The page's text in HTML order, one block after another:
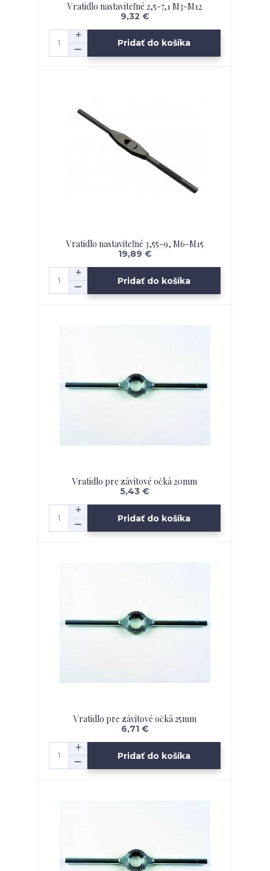
Vratidlo nastaviteľné 2,5-7,1 M3-M12
9,32 €
Pridať do košíka
Vratidlo nastaviteľné 3,55-9, M6-M15
19,89 €
Pridať do košíka
Vratidlo pre závitové očká 20mm
5,43 €
Pridať do košíka
Vratidlo pre závitové očká 25mm
6,71 €
Pridať do košíka